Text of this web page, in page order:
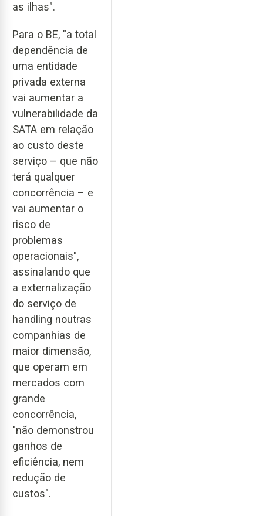
as ilhas".
Para o BE, "a total
dependência de
uma entidade
privada externa
vai aumentar a
vulnerabilidade da
SATA em relação
ao custo deste
serviço – que não
terá qualquer
concorrência – e
vai aumentar o
risco de
problemas
operacionais",
assinalando que
a externalização
do serviço de
handling noutras
companhias de
maior dimensão,
que operam em
mercados com
grande
concorrência,
"não demonstrou
ganhos de
eficiência, nem
redução de
custos".